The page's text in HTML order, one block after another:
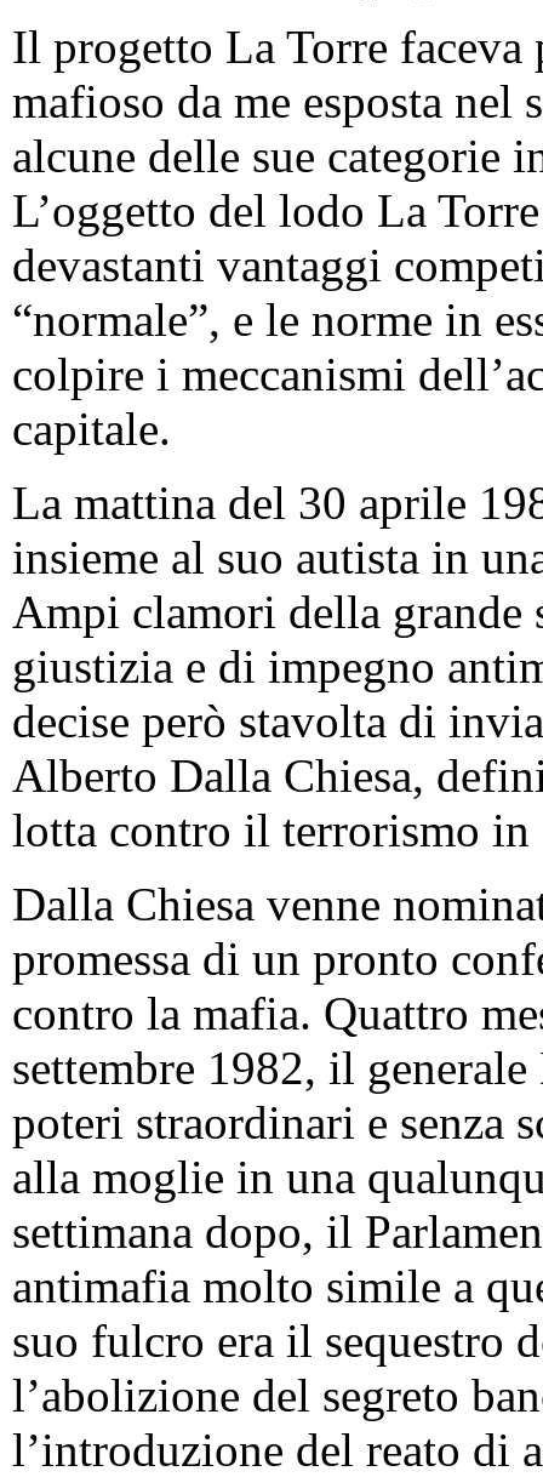
Il progetto La Torre faceva
mafioso da me esposta nel
alcune delle sue categorie
L’oggetto del lodo La
devastanti vantaggi
“normale”, e le norme in
colpire i meccanismi
capitale.
La mattina del 30 aprile
insieme al suo autista in
Ampi clamori della grande
giustizia e di impegno
decise però stavolta di
Alberto Dalla Chiesa,
lotta contro il terrorismo in
Dalla Chiesa venne
promessa di un pronto
contro la mafia. Quattro
settembre 1982, il
poteri straordinari e senza
alla moglie in una
settimana dopo, il
antimafia molto simile a
suo fulcro era il sequestro
l’abolizione del segreto
l’introduzione del reato di